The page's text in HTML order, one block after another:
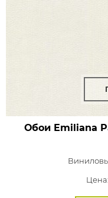
Обои Emiliana
Цена: